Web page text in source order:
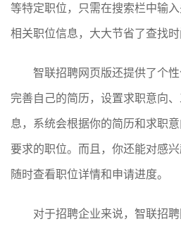
等特定职位，只需在搜索栏中输
相关职位信息，大大节省了查找时
智联招聘网页版还提供了个
完善自己的简历，设置求职意向
息，系统会根据你的简历和求职
要求的职位。而且，你还能对感
随时查看职位详情和申请进度。
对于招聘企业来说，智联招